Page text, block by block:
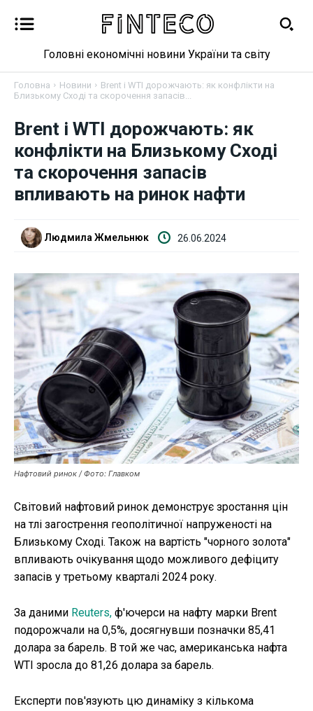
Новини
Бізнес
Фінанси
Валютний ринок
Робота і освіта
Публікації
ФОП
Курс валют
Ми в соц. мережах
Головні економічні новини України та світу
Головна Новини
Brent і WTI дорожчають: як конфлікти на
Близькому Сході та скорочення запасів...
Brent і WTI дорожчають: як
конфлікти на Близькому Сході
та скорочення запасів
впливають на ринок нафти
Людмила Жмельнюк 26.06.2024
Нафтовий ринок / Фото: Главком
Світовий нафтовий ринок демонструє зростання цін
на тлі загострення геополітичної напруженості на
Близькому Сході. Також на вартість "чорного золота"
впливають очікування щодо можливого дефіциту
запасів у третьому кварталі 2024 року.
За даними Reuters, ф'ючерси на нафту марки Brent
подорожчали на 0,5%, досягнувши позначки 85,41
долара за барель. В той же час, американська нафта
WTI зросла до 81,26 долара за барель.
Експерти пов'язують цю динаміку з кількома